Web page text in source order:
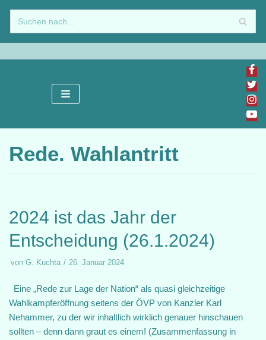
Zum
Inhalt
springen
Rede. Wahlantritt
2024 ist das Jahr der
Entscheidung (26.1.2024)
von G. Kuchta 26. Januar 2024
Eine „Rede zur Lage der Nation“ als quasi gleichzeitige
Wahlkampferöffnung seitens der ÖVP von Kanzler Karl
Nehammer, zu der wir inhaltlich wirklich genauer hinschauen
sollten – denn dann graut es einem! (Zusammenfassung in